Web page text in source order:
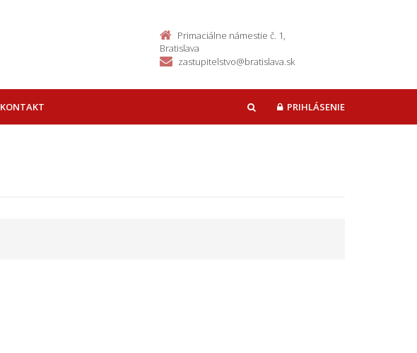
Primaciálne námestie č. 1,
Bratislava
zastupitelstvo@bratislava.sk
KONTAKT HĽADAŤPRIHLÁSENIE